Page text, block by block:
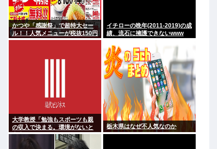
かつや「感謝祭」で超特大セー
ル！！人気メニューが税抜150円
引き！！！
イチローの晩年(2011-2019)の成
績、流石に擁護できないwww
大学教授「勉強もスポーツも親
の収入で決まる。環境がないと
出来るわけがない」
栃木県はなぜ不人気なのか